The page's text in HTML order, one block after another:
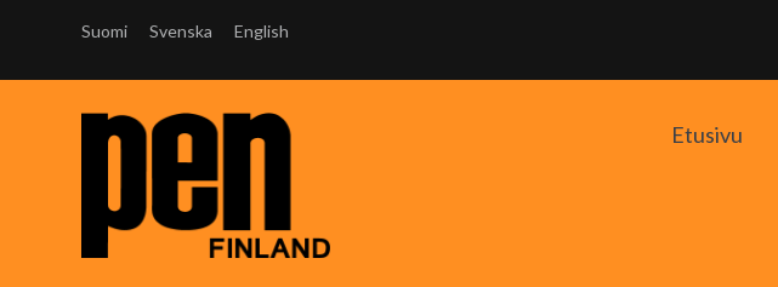
Suomi Svenska English
Etusivu